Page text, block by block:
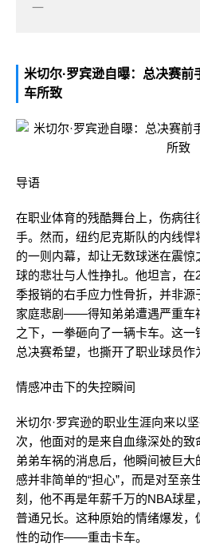
一
米切尔·罗宾逊自曝：总决赛
车所致
导语
在职业体育的残酷舞台上，伤病
手。然而，纽约尼克斯队的内线悍
的一则内幕，却让无数球迷在震
球的悲壮与人性挣扎。他坦言，
季报销的右手应力性骨折，并非
家庭悲剧——得知弟弟遭遇严重车
之下，一拳砸向了一辆卡车。这
总决赛希望，也撕开了职业球员作
情感冲击下的失控瞬间
米切尔·罗宾逊的职业生涯向来以
次，他面对的是来自血缘深处的
弟弟车祸的消息后，他瞬间被巨
感并非简单的“担心”，而是对至亲
刻，他不再是年薪千万的NBA球
普通兄长。这种原始的情绪爆发
性的动作——重击卡车。